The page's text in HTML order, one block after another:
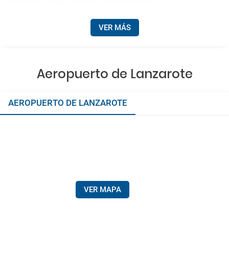
VER MÁS
Aeropuerto de Lanzarote
AEROPUERTO DE LANZAROTE
VER MAPA